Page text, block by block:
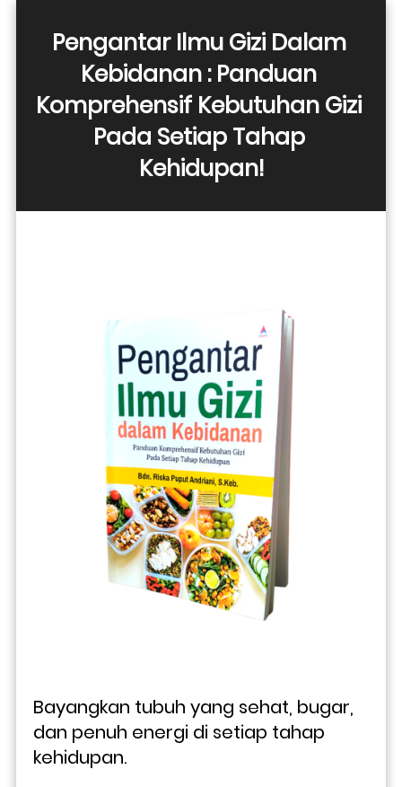
Pengantar Ilmu Gizi Dalam
Kebidanan : Panduan
Komprehensif Kebutuhan Gizi
Pada Setiap Tahap
Kehidupan!
Bayangkan tubuh yang sehat, bugar,
dan penuh energi di setiap tahap
kehidupan.